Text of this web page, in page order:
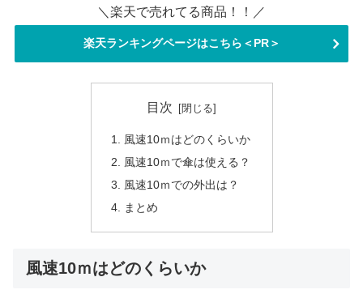
＼楽天で売れてる商品！！／
楽天ランキングページはこちら＜PR＞
目次
風速10ｍはどのくらいか
風速10ｍで傘は使える？
風速10ｍでの外出は？
まとめ
風速10ｍはどのくらいか